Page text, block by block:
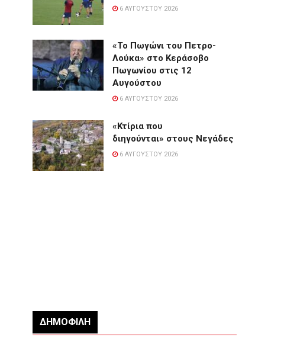
6 ΑΥΓΟΎΣΤΟΥ 2026
«Το Πωγώνι του Πετρο-
Λούκα» στο Κεράσοβο
Πωγωνίου στις 12
Αυγούστου
6 ΑΥΓΟΎΣΤΟΥ 2026
«Κτίρια που
διηγούνται» στους Νεγάδες
6 ΑΥΓΟΎΣΤΟΥ 2026
ΔΗΜΟΦΙΛΉ